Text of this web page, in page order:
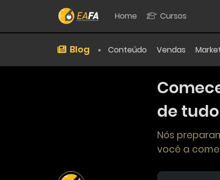
Home Cursos
Blog Conteúdo Vendas
de
Nós
você a